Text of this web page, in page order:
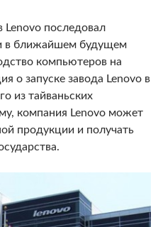
Lenovo последовал
в ближайшем будущем
компьютеров на
о запуске завода Lenovo в
из тайваньских
компания Lenovo может
продукции и получать